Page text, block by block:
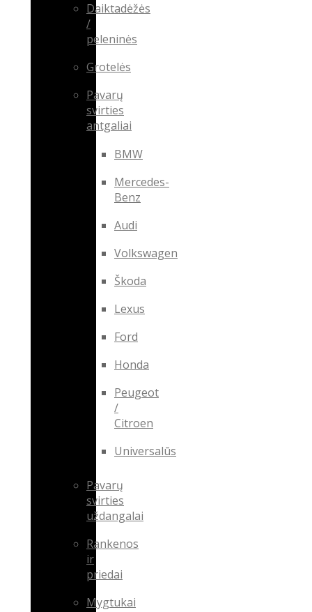
Daiktadėžės
/
peleninės
Grotelės
Pavarų
svirties
antgaliai
BMW
Mercedes-
Benz
Audi
Volkswagen
Škoda
Lexus
Ford
Honda
Peugeot
/
Citroen
Universalūs
Pavarų
svirties
uždangalai
Rankenos
ir
priedai
Mygtukai